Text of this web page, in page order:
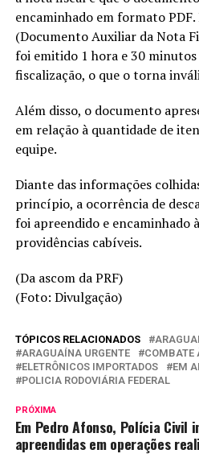
encaminhado em formato
(Documento Auxiliar da Nota
foi emitido 1 hora e 30
fiscalização, o que o torna
Além disso, o documento
em relação à quantidade de
equipe.
Diante das informações
princípio, a ocorrência de
foi apreendido e encaminhado
providências cabíveis.
(Da ascom da PRF)
(Foto: Divulgação)
TÓPICOS RELACIONADOS
ARAGUAÍNA URGENTE
COMBATE
ELETRÔNICOS IMPORTADOS
EM
POLICIA RODOVIÁRIA FEDERAL
PRÓXIMA
Em Pedro Afonso, Polícia Civil
apreendidas em operações